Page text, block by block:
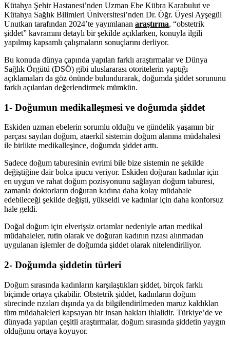
Kütahya Şehir Hastanesi’nden Uzman Ebe Kübra Karabulut ve
Kütahya Sağlık Bilimleri Üniversitesi’nden Dr. Öğr. Üyesi Ayşegül
Unutkan tarafından 2024’te yayımlanan araştırma, “obstetrik
şiddet” kavramını detaylı bir şekilde açıklarken, konuyla ilgili
yapılmış kapsamlı çalışmaların sonuçlarını derliyor.
Bu konuda dünya çapında yapılan farklı araştırmalar ve Dünya
Sağlık Örgütü (DSÖ) gibi uluslararası otoritelerin yaptığı
açıklamaları da göz önünde bulundurarak, doğumda şiddet sorununu
farklı açılardan değerlendirmek mümkün.
1- Doğumun medikalleşmesi ve doğumda şiddet
Eskiden uzman ebelerin sorumlu olduğu ve gündelik yaşamın bir
parçası sayılan doğum, ataerkil sistemin doğum alanına müdahalesi
ile birlikte medikalleşince, doğumda şiddet arttı.
Sadece doğum taburesinin evrimi bile bize sistemin ne şekilde
değiştiğine dair bolca ipucu veriyor. Eskiden doğuran kadınlar için
en uygun ve rahat doğum pozisyonunu sağlayan doğum taburesi,
zamanla doktorların doğuran kadına daha kolay müdahale
edebileceği şekilde değişti, yükseldi ve kadınlar için daha konforsuz
hale geldi.
Doğal doğum için elverişsiz ortamlar nedeniyle artan medikal
müdahaleler, rutin olarak ve doğuran kadının rızası alınmadan
uygulanan işlemler de doğumda şiddet olarak nitelendiriliyor.
2- Doğumda şiddetin türleri
Doğum sırasında kadınların karşılaştıkları şiddet, birçok farklı
biçimde ortaya çıkabilir. Obstetrik şiddet, kadınların doğum
sürecinde rızaları dışında ya da bilgilendirilmeden maruz kaldıkları
tüm müdahaleleri kapsayan bir insan hakları ihlalidir. Türkiye’de ve
dünyada yapılan çeşitli araştırmalar, doğum sırasında şiddetin yaygın
olduğunu ortaya koyuyor.